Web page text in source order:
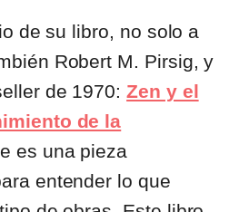
de su libro, no solo a
Robert M. Pirsig, y
de 1970:Zen y el
de la
es una pieza
entender lo que